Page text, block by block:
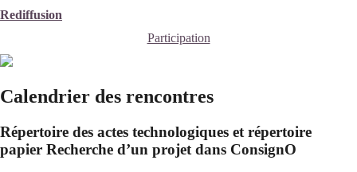
Rediffusion
Participation
Calendrier des rencontres
Répertoire des actes technologiques et répertoire
papier Recherche d’un projet dans ConsignO